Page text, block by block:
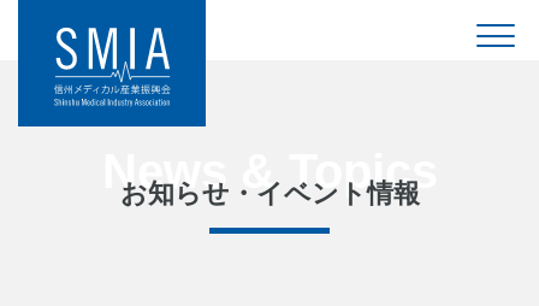
お知らせ・イベント情報